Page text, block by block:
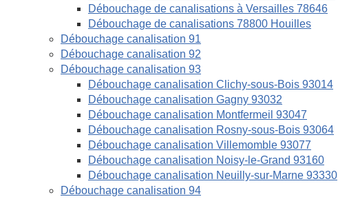
Débouchage de canalisations à Versailles 78646
Débouchage de canalisations 78800 Houilles
Débouchage canalisation 91
Débouchage canalisation 92
Débouchage canalisation 93
Débouchage canalisation Clichy-sous-Bois 93014
Débouchage canalisation Gagny 93032
Débouchage canalisation Montfermeil 93047
Débouchage canalisation Rosny-sous-Bois 93064
Débouchage canalisation Villemomble 93077
Débouchage canalisation Noisy-le-Grand 93160
Débouchage canalisation Neuilly-sur-Marne 93330
Débouchage canalisation 94